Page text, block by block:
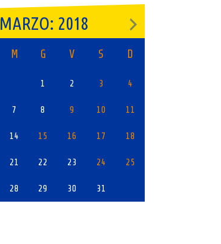
MARZO: 2018
M G V S D
1 2 3 4
7 8 9 10 11
14 15 16 17 18
21 22 23 24 25
28 29 30 31